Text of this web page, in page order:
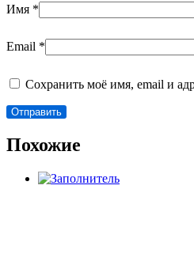
Имя *
Email *
Сохранить моё имя, email и
Похожие